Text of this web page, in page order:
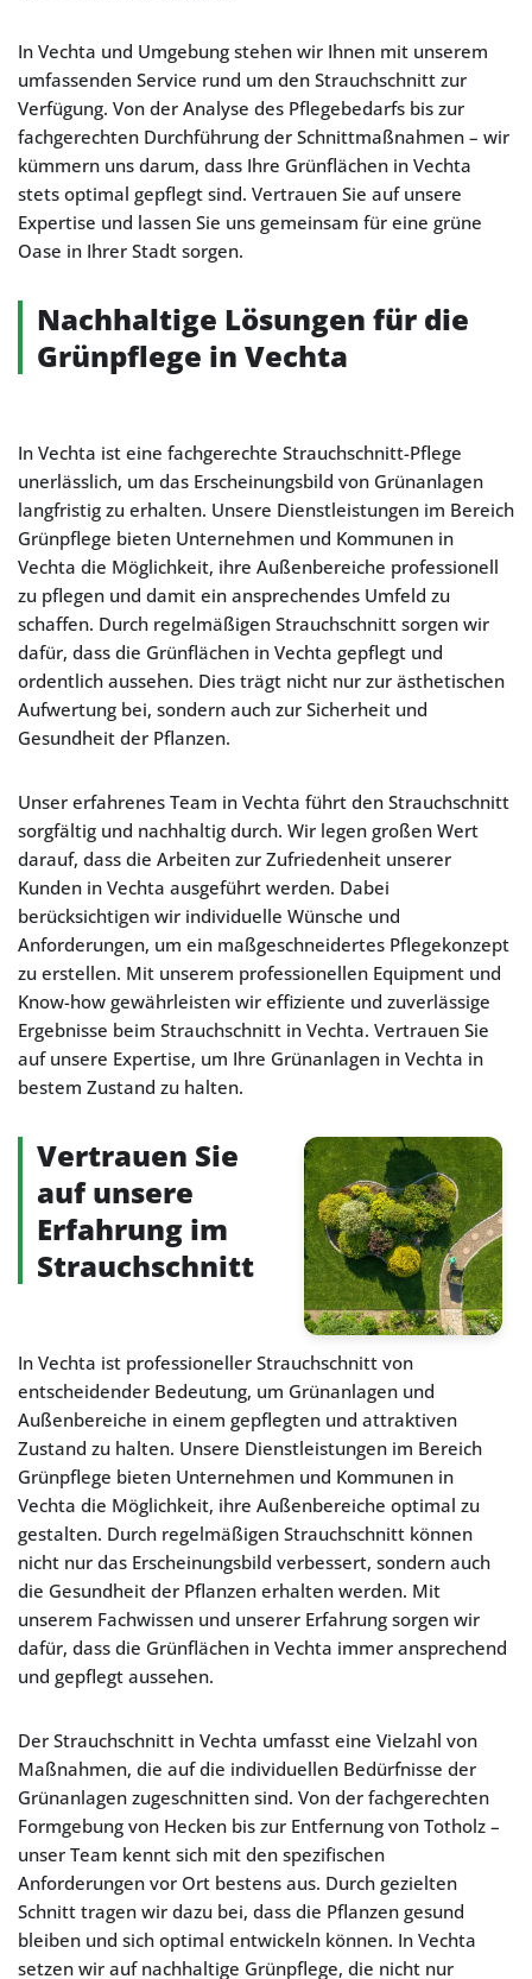
In Vechta und Umgebung stehen wir Ihnen mit unserem
umfassenden Service rund um den Strauchschnitt zur
Verfügung. Von der Analyse des Pflegebedarfs bis zur
fachgerechten Durchführung der Schnittmaßnahmen – wir
kümmern uns darum, dass Ihre Grünflächen in Vechta
stets optimal gepflegt sind. Vertrauen Sie auf unsere
Expertise und lassen Sie uns gemeinsam für eine grüne
Oase in Ihrer Stadt sorgen.
Nachhaltige Lösungen für die
Grünpflege in Vechta
In Vechta ist eine fachgerechte Strauchschnitt-Pflege
unerlässlich, um das Erscheinungsbild von Grünanlagen
langfristig zu erhalten. Unsere Dienstleistungen im Bereich
Grünpflege bieten Unternehmen und Kommunen in
Vechta die Möglichkeit, ihre Außenbereiche professionell
zu pflegen und damit ein ansprechendes Umfeld zu
schaffen. Durch regelmäßigen Strauchschnitt sorgen wir
dafür, dass die Grünflächen in Vechta gepflegt und
ordentlich aussehen. Dies trägt nicht nur zur ästhetischen
Aufwertung bei, sondern auch zur Sicherheit und
Gesundheit der Pflanzen.
Unser erfahrenes Team in Vechta führt den Strauchschnitt
sorgfältig und nachhaltig durch. Wir legen großen Wert
darauf, dass die Arbeiten zur Zufriedenheit unserer
Kunden in Vechta ausgeführt werden. Dabei
berücksichtigen wir individuelle Wünsche und
Anforderungen, um ein maßgeschneidertes Pflegekonzept
zu erstellen. Mit unserem professionellen Equipment und
Know-how gewährleisten wir effiziente und zuverlässige
Ergebnisse beim Strauchschnitt in Vechta. Vertrauen Sie
auf unsere Expertise, um Ihre Grünanlagen in Vechta in
bestem Zustand zu halten.
Vertrauen Sie
auf unsere
Erfahrung im
Strauchschnitt
In Vechta ist professioneller Strauchschnitt von
entscheidender Bedeutung, um Grünanlagen und
Außenbereiche in einem gepflegten und attraktiven
Zustand zu halten. Unsere Dienstleistungen im Bereich
Grünpflege bieten Unternehmen und Kommunen in
Vechta die Möglichkeit, ihre Außenbereiche optimal zu
gestalten. Durch regelmäßigen Strauchschnitt können
nicht nur das Erscheinungsbild verbessert, sondern auch
die Gesundheit der Pflanzen erhalten werden. Mit
unserem Fachwissen und unserer Erfahrung sorgen wir
dafür, dass die Grünflächen in Vechta immer ansprechend
und gepflegt aussehen.
Der Strauchschnitt in Vechta umfasst eine Vielzahl von
Maßnahmen, die auf die individuellen Bedürfnisse der
Grünanlagen zugeschnitten sind. Von der fachgerechten
Formgebung von Hecken bis zur Entfernung von Totholz –
unser Team kennt sich mit den spezifischen
Anforderungen vor Ort bestens aus. Durch gezielten
Schnitt tragen wir dazu bei, dass die Pflanzen gesund
bleiben und sich optimal entwickeln können. In Vechta
setzen wir auf nachhaltige Grünpflege, die nicht nur